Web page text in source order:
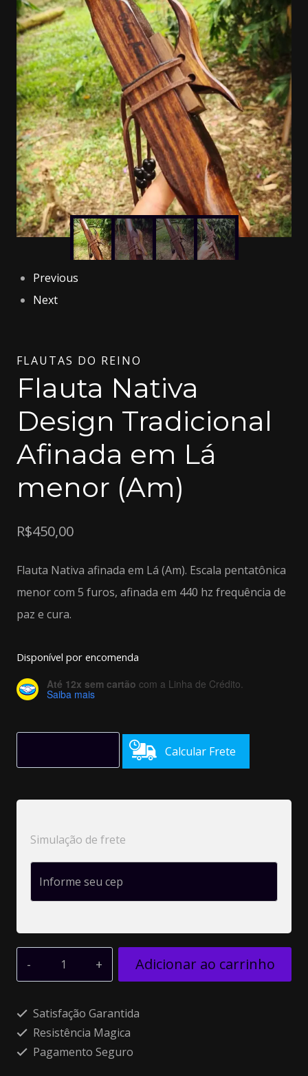
Previous
Next
FLAUTAS DO REINO
Flauta Nativa
Design Tradicional
Afinada em Lá
menor (Am)
R$450,00
Flauta Nativa afinada em Lá (Am). Escala pentatônica
menor com 5 furos, afinada em 440 hz frequência de
paz e cura.
Disponível por encomenda
Até 12x sem cartão com a Linha de Crédito.
Saiba mais
Calcular Frete
Simulação de frete
Adicionar ao carrinho
Satisfação Garantida
Resistência Magica
Pagamento Seguro